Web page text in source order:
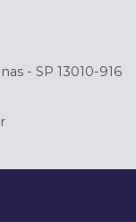
- SP 13010-916